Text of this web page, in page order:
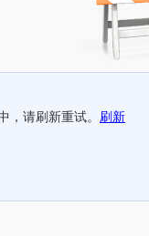
，请刷新重试。 刷新